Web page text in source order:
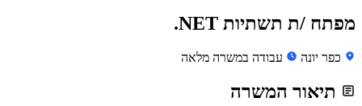
מפתח /ת תשתיות NET.
כפר יונה עבודה במשרה מלאה
תיאור המשרה